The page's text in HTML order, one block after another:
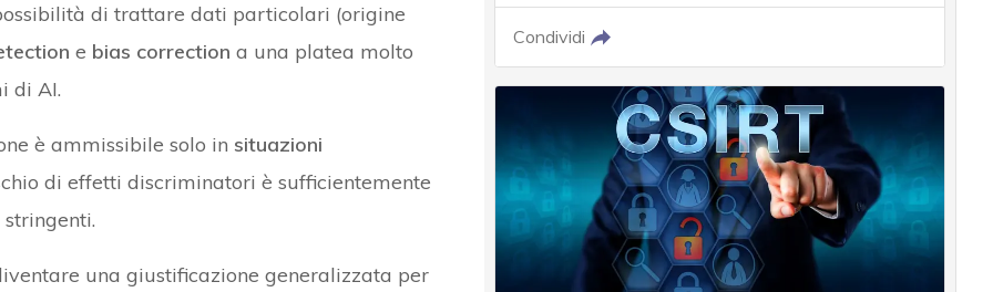
di trattare dati particolari (origine
e bias correction a una platea molto
di AI.
è ammissibile solo in situazioni
di effetti discriminatori è sufficientemente
una giustificazione generalizzata per
Condividi